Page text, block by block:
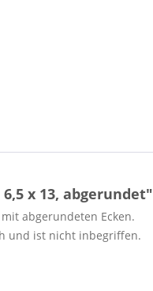
x 13, abgerundet"
mit abgerundeten Ecken.
und ist nicht inbegriffen.